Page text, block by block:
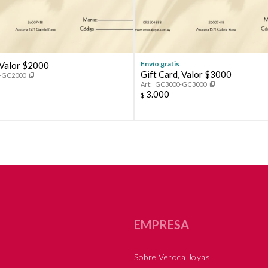
$2000 Envío gratis
Gift Card, Valor $3000
GC3000-GC3000
$ 3.000
EMPRESA
Sobre Veroca Joyas